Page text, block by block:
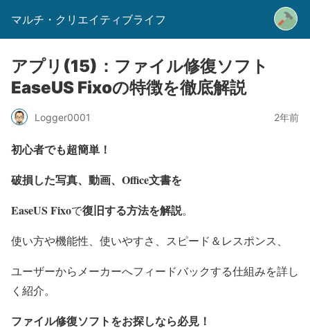
マルチ・クリエイティブライフ
アプリ(15)：ファイル修復ソフト
EaseUS Fixoの特徴を徹底解説
Logger0001 2年前
初心者でも超簡単！
破損した写真、動画、Office文書を
EaseUS Fixoで復旧する方法を解説。
使い方や機能性、使いやすさ、スピード＆レスポンス、
ユーザーからメーカーへフィードバックする仕組みを詳し
く紹介。
ファイル修復ソフトをお探しなら必見！